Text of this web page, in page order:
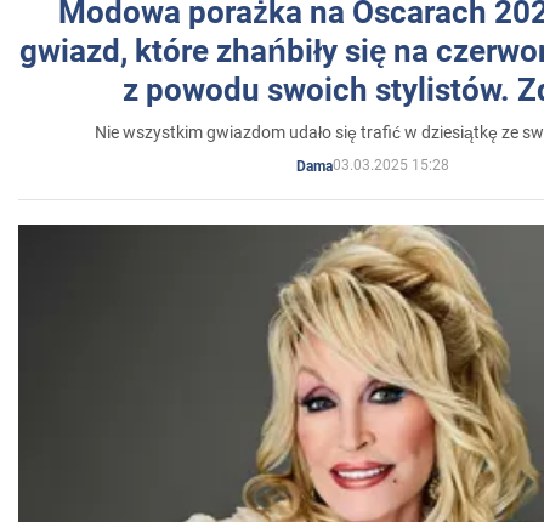
Modowa porażka na Oscarach
gwiazd, które zhańbiły się na
z powodu swoich stylistów.
Nie wszystkim gwiazdom udało się trafić w dziesiątkę ze
Dama03.03.2025 15:28